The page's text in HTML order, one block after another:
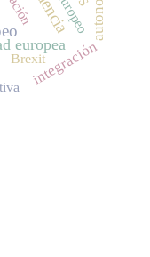
europea
integración
Brexit